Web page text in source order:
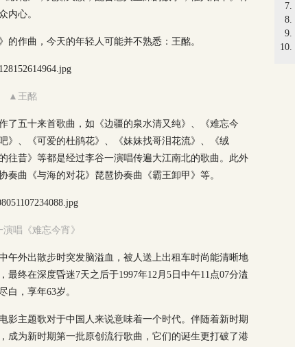
内心。
作曲，今天的年轻人可能并不熟悉：王酩。
▲王酩
了五十来首歌曲，如《边疆的泉水清又纯》、《难忘今
》、《可爱的杜鹃花》、《妹妹找哥泪花流》、《绒
往昔》等都是经过李谷一演唱传遍大江南北的歌曲。此外
曲《与海的对花》琵琶协奏曲《霸王卸甲》等。
唱《难忘今宵》
午外出散步时突发脑溢血，被人送上出租车时尚能清晰地
终在深度昏迷7天之后于1997年12月5日中午11点07分溘
白，享年63岁。
影主题歌对于中国人来说意味着一个时代。伴随着新时期
成为新时期第一批原创流行歌曲，它们的诞生更打破了港